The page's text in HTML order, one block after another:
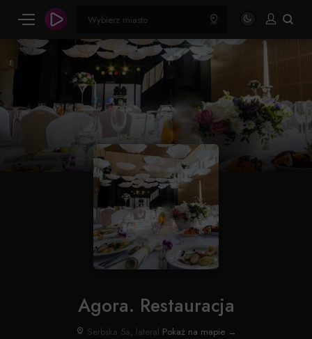
Agora. Restauracja
Serbska 5a, lateral Pokaż na mapie →